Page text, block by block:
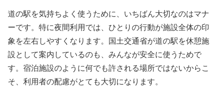
道の駅を気持ちよく使うために、いちばん大切なのはマナ
ーです。特に夜間利用では、ひとりの行動が施設全体の印
象を左右しやすくなります。国土交通省が道の駅を休憩施
設として案内しているのも、みんなが安全に使うためで
す。宿泊施設のように何でも許される場所ではないからこ
そ、利用者の配慮がとても大切になります。